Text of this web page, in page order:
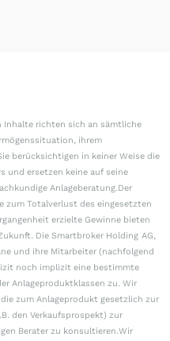
Inhalte richten sich an sämtliche
ihrem
berücksichtigen in keiner Weise die
und ersetzen keine auf seine
Anlageberatung.Der
zum Totalverlust des eingesetzten
erzielte Gewinne bieten
Die Smartbroker Holding AG,
und ihre Mitarbeiter (nachfolgend
noch implizit eine bestimmte
Anlageproduktklassen zu. Wir
zum Anlageprodukt gesetzlich zur
den Verkaufsprospekt) zur
Berater zu konsultieren.Wir